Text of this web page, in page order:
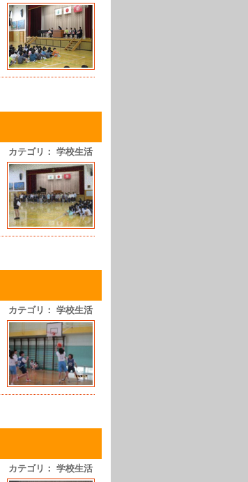
カテゴリ： 学校生活
カテゴリ： 学校生活
カテゴリ： 学校生活